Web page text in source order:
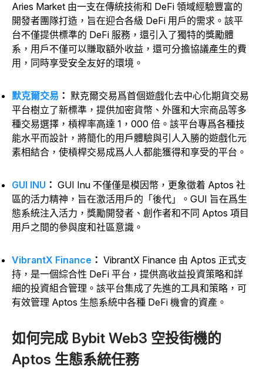
Aries Market 由一支在傳統技術和 DeFi 領域經驗豐富的
開發者團隊打造，旨在迎合各級 DeFi 用戶的需求。該平
台不僅提供標準的 DeFi 服務，還引入了獨特的獎勵體
系，用戶不僅可以賺取額外收益，還可分擔協議產生的費
用，同時享受安全友好的環境。
默克爾交易 ： 默克爾交易爲首個遊戲化去中心化期貨交易
平台樹立了新標準，提供加密貨幣、外匯和大宗商品等多
種交易選擇，槓桿率高達 1，000 倍。該平台專爲各種技
能水平而設計，將簡化的用戶體驗與引人入勝的遊戲化元
素相結合，使槓桿交易成爲人人都能獲得和享受的平台。
GUI INU ： GUI Inu 不僅僅是模因幣，更象徵着 Aptos 社
區的活力精神，旨在激活用戶的「後代」。GUI 旨在爲生
態系統注入活力，獎勵開發者、創作者和不同 Aptos 項目
用戶之間的參與度和社區意識。
VibrantX Finance ： VibrantX Finance 由 Aptos 正式支
持，是一個綜合性 DeFi 平台，提供高收益投資策略和詳
細的投資組合管理。該平台集成了先進的工具和策略，可
有效管理 Aptos 生態系統中各種 DeFi 機會的資產。
如何完成 Bybit Web3 空投街機的
Aptos 生態系統任務